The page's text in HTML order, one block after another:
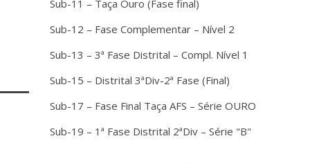
Sub-11 – Taça Ouro (Fase final)
Sub-12 – Fase Complementar – Nível 2
Sub-13 – 3ª Fase Distrital – Compl. Nível 1
Sub-15 – Distrital 3ªDiv-2ª Fase (Final)
Sub-17 – Fase Final Taça AFS – Série OURO
Sub-19 – 1ª Fase Distrital 2ªDiv – Série "B"